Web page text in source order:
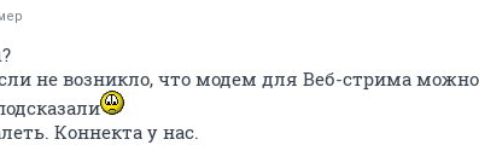
не возникло, что модем для Веб-стрима
Коннекта у нас.